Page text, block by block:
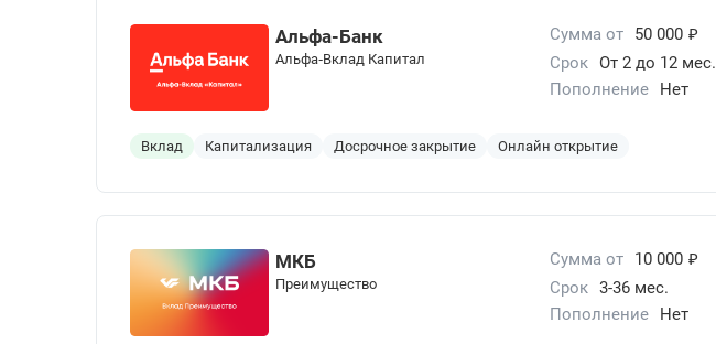
Альфа-Банк
Альфа‑Вклад Капитал
Сумма от 50 000 ₽
Срок От 2 до 12 мес.
Пополнение
Нет
Вклад Капитализация Досрочное закрытие Онлайн открытие
МКБ
Преимущество
Сумма от 10 000 ₽
Срок 3-36 мес.
Пополнение
Нет